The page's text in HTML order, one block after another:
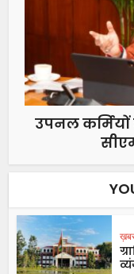
उपनल कर्मियों